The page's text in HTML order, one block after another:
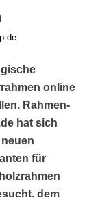
online
Rahmen-
hat sich
für
dem